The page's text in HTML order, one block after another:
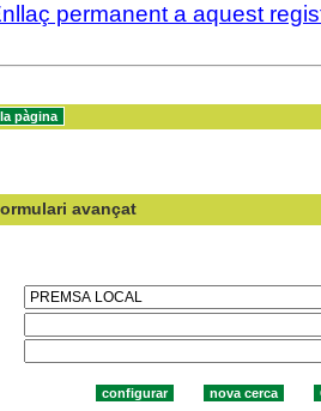
permanent a aquest
avançat